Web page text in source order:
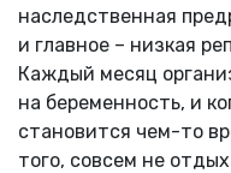
наследственная
и главное – низкая
Каждый месяц
на беременность, и
становится чем-то
того, совсем не